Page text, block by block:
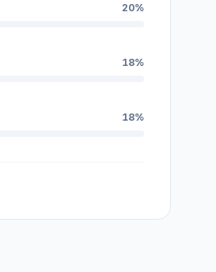
20%
18%
18%